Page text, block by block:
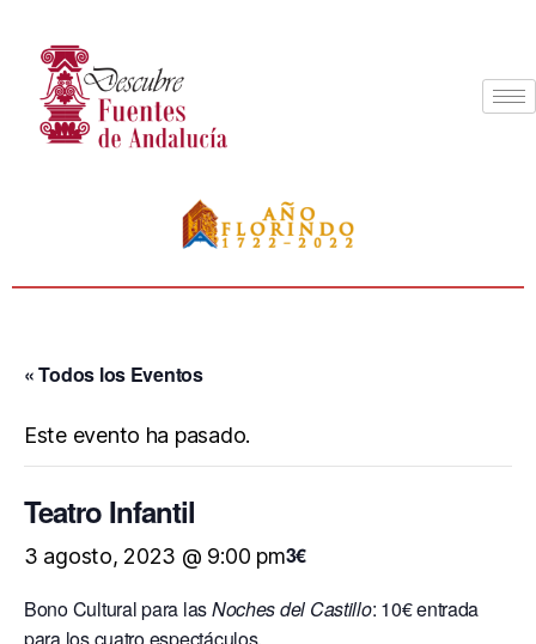
« Todos los Eventos
Este evento ha pasado.
Teatro Infantil
3 agosto, 2023 @ 9:00 pm3€
Bono Cultural para lasNoches del Castillo: 10€ entrada